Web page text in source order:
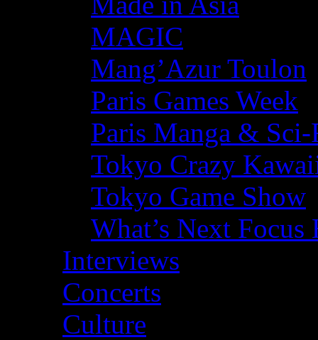
MAGIC
Mang’Azur Toulon
Paris Games Week
Paris Manga &
Tokyo Crazy
Tokyo Game Show
What’s Next
Interviews
Concerts
Culture